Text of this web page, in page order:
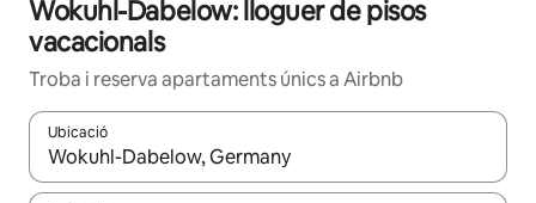
Wokuhl-Dabelow: lloguer de pisos
vacacionals
Troba i reserva apartaments únics a Airbnb
Ubicació
Quan els resultats estiguin disponibles, podràs navegar-hi a